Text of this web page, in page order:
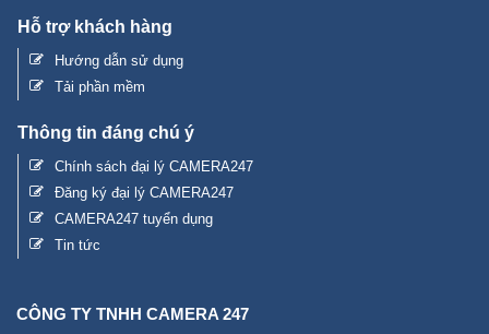
Hỗ trợ khách hàng
Hướng dẫn sử dụng
Tải phần mềm
Thông tin đáng chú ý
Chính sách đại lý CAMERA247
Đăng ký đại lý CAMERA247
CAMERA247 tuyển dụng
Tin tức
CÔNG TY TNHH CAMERA 247